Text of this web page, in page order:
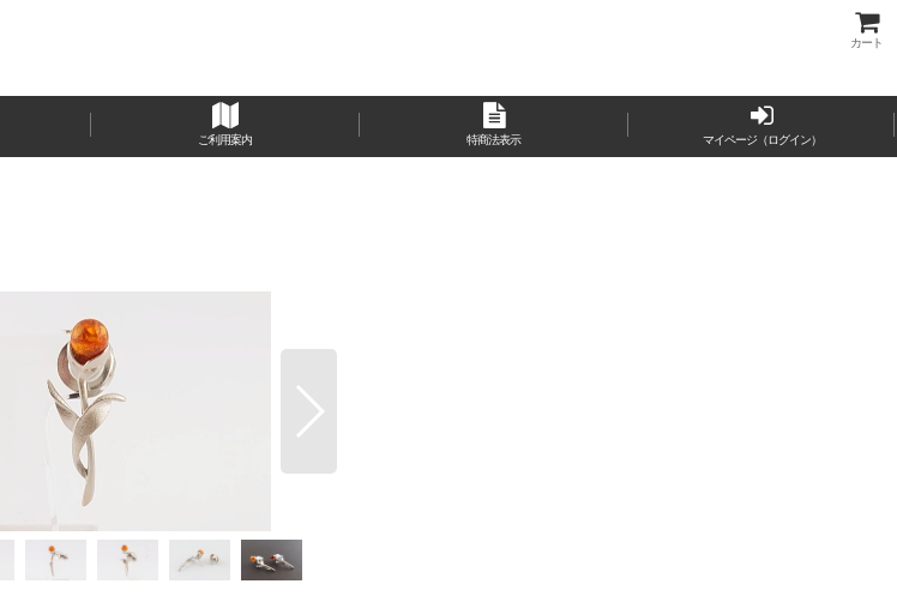
カート
ご利用案内 特商法表示 マイページ（ログイン）